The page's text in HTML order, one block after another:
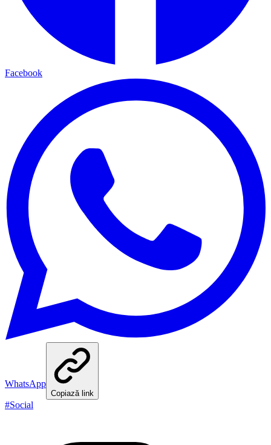
Facebook
WhatsApp
Copiază link
#Social